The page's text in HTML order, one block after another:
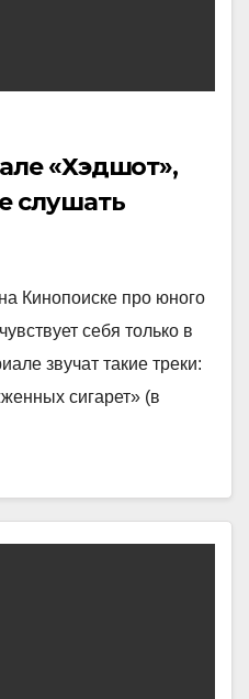
«Хэдшот»,
слушать
Кинопоиске про юного
себя только в
звучат такие треки:
сигарет» (в